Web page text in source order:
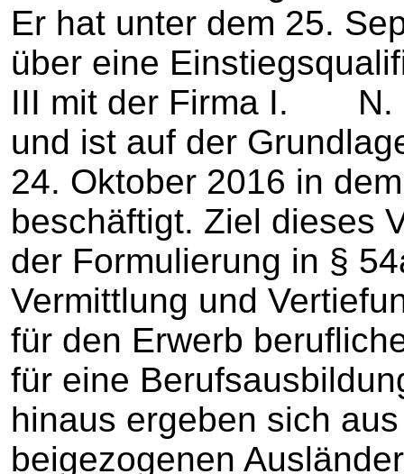
Er hat unter dem 25.
über eine
III mit der Firma I.
und ist auf der
24. Oktober 2016 in
beschäftigt. Ziel dieses
der Formulierung in §
Vermittlung und
für den Erwerb
für eine
hinaus ergeben sich
beigezogenen